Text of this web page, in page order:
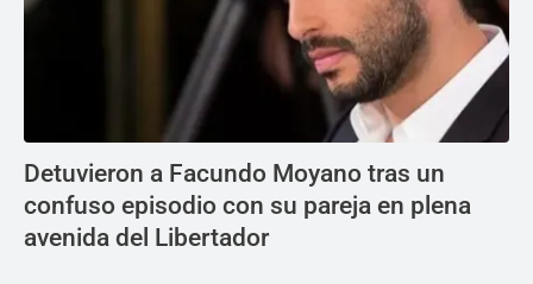
Detuvieron a Facundo Moyano tras un
confuso episodio con su pareja en plena
avenida del Libertador